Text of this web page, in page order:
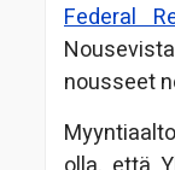
Federal
nousseet